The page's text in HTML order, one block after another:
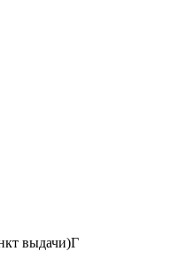
выдачи)Г